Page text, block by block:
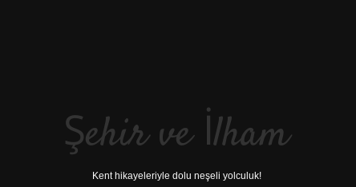
Şehir ve İlham
Kent hikayeleriyle dolu neşeli yolculuk!